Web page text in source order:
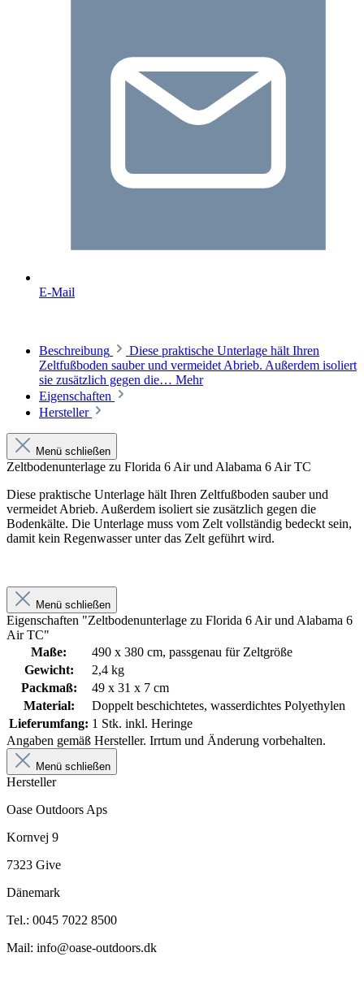
E-Mail
Beschreibung
Diese praktische Unterlage hält Ihren
Zeltfußboden sauber und vermeidet Abrieb. Außerdem isoliert
sie zusätzlich gegen die… Mehr
Eigenschaften
Hersteller
Menü schließen
Zeltbodenunterlage zu Florida 6 Air und Alabama 6 Air TC
Diese praktische Unterlage hält Ihren Zeltfußboden sauber und
vermeidet Abrieb. Außerdem isoliert sie zusätzlich gegen die
Bodenkälte. Die Unterlage muss vom Zelt vollständig bedeckt sein,
damit kein Regenwasser unter das Zelt geführt wird.
Menü schließen
Eigenschaften "Zeltbodenunterlage zu Florida 6 Air und Alabama 6
Air TC"
Maße:
490 x 380 cm, passgenau für Zeltgröße
Gewicht:
2,4 kg
Packmaß:
49 x 31 x 7 cm
Material:
Doppelt beschichtetes, wasserdichtes Polyethylen
Lieferumfang: 1 Stk. inkl. Heringe
Angaben gemäß Hersteller. Irrtum und Änderung vorbehalten.
Menü schließen
Hersteller
Oase Outdoors Aps
Kornvej 9
7323 Give
Dänemark
Tel.: 0045 7022 8500
Mail: info@oase-outdoors.dk